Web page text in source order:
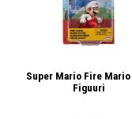
Super Mario Fire Mario
Figuuri